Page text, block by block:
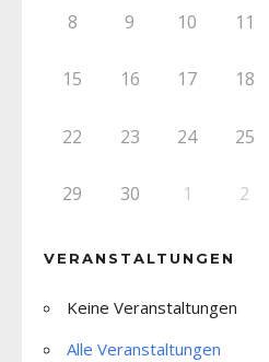
8 9 10 11
15 16 17 18
22 23 24 25
29 30 1 2
VERANSTALTUNGEN
Keine Veranstaltungen
Alle Veranstaltungen